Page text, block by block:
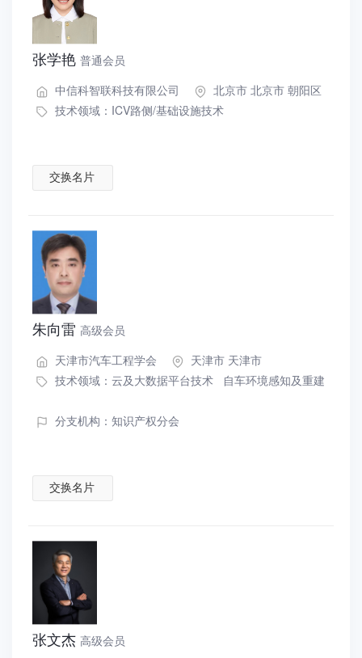
张学艳 普通会员
中信科智联科技有限公司
北京市 北京市 朝阳区
技术领域： ICV路侧/基础设施技术
交换名片
朱向雷 高级会员
天津市汽车工程学会
天津市 天津市
技术领域： 云及大数据平台技术 自车环境感知及重建
分支机构：知识产权分会
交换名片
张文杰 高级会员